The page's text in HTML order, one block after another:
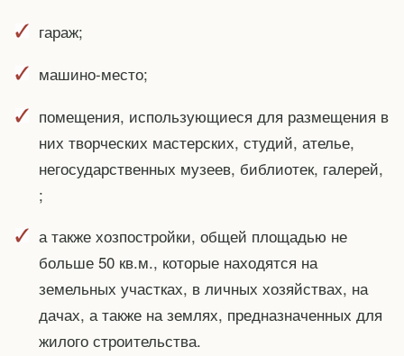
гараж;
машино-место;
помещения, использующиеся для размещения в
них творческих мастерских, студий, ателье,
негосударственных музеев, библиотек, галерей,
;
а также хозпостройки, общей площадью не
больше 50 кв.м., которые находятся на
земельных участках, в личных хозяйствах, на
дачах, а также на землях, предназначенных для
жилого строительства.